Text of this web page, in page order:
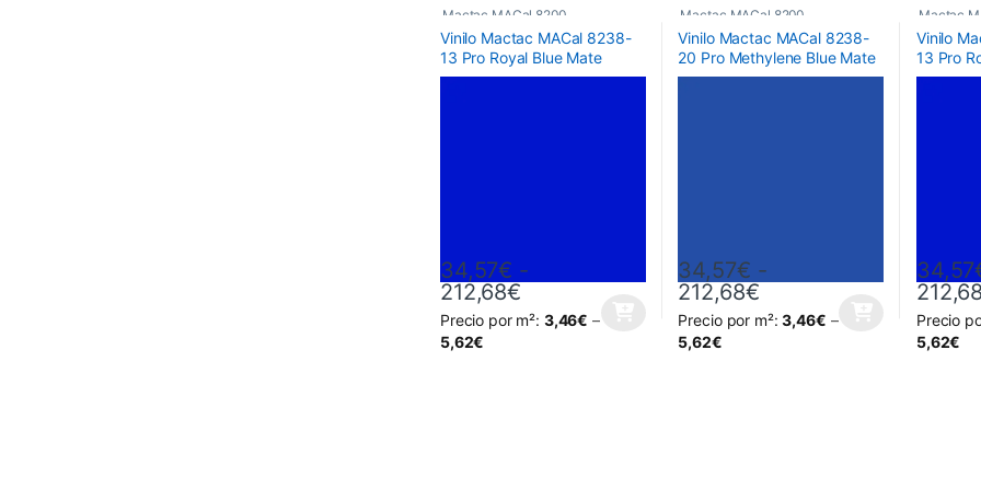
Mactac MACal 8200
Vinilo Mactac MACal 8238-
13 Pro Royal Blue Mate
34,57€ -
212,68€Rango de precios: desde 34,57€ hasta
Precio por m²: 3,46€ –
5,62€
Este producto tiene múltiples variantes. Las opciones se pueden elegir en la
Mactac MACal 8200
Vinilo Mactac MACal 8238-
20 Pro Methylene Blue Mate
34,57€ -
212,68€Rango de precios:
Precio por m²:3,46€ –
5,62€
Este producto tiene múltiples variantes.
Mactac
Vinilo
13 Pro
34,57
Precio
5,62€
Este